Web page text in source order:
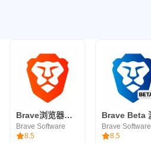
Brave浏览器：快速、安全的私密浏览器&搜索
Brave Software
8.5
Brave Software
8.5